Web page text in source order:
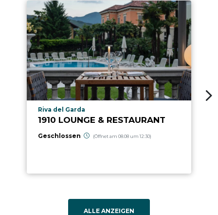
aria.poi_location_prefix
Riva del Garda
1910 LOUNGE & RESTAURANT
Geschlossen (Öffnet am 08.08 um 12:30)
ALLE ANZEIGEN